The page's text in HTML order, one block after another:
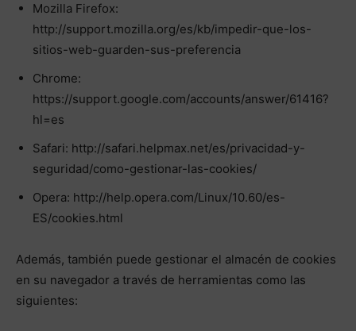
Mozilla Firefox:
http://support.mozilla.org/es/kb/impedir-que-los-
sitios-web-guarden-sus-preferencia
Chrome:
https://support.google.com/accounts/answer/61416?
hl=es
Safari: http://safari.helpmax.net/es/privacidad-y-
seguridad/como-gestionar-las-cookies/
Opera: http://help.opera.com/Linux/10.60/es-
ES/cookies.html
Además, también puede gestionar el almacén de cookies
en su navegador a través de herramientas como las
siguientes: